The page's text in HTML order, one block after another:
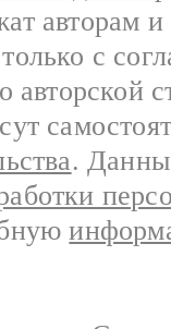
авторам
с
авторской
.